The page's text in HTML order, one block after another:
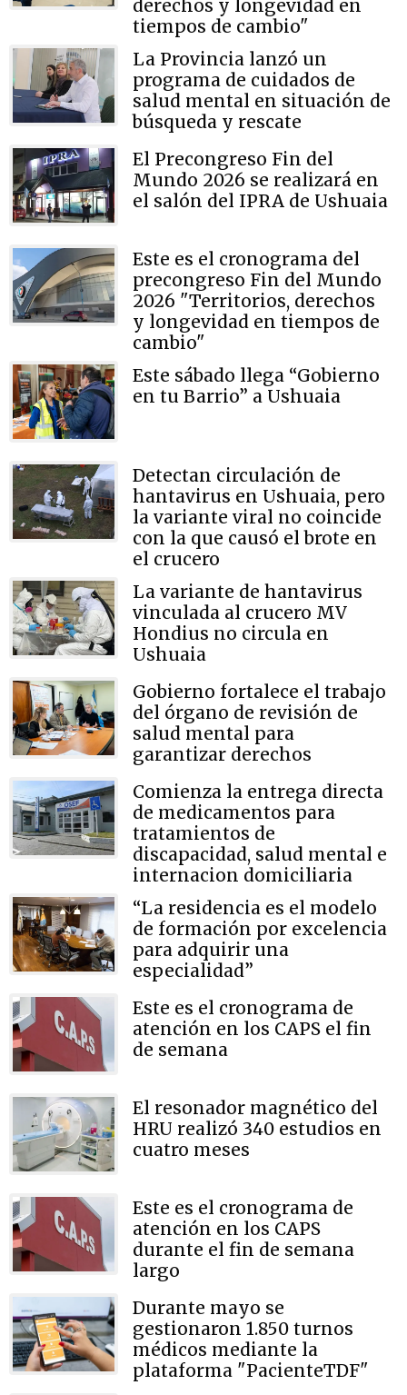
derechos y longevidad en
tiempos de cambio"
La Provincia lanzó un
programa de cuidados de
salud mental en situación de
búsqueda y rescate
El Precongreso Fin del
Mundo 2026 se realizará en
el salón del IPRA de Ushuaia
Este es el cronograma del
precongreso Fin del Mundo
2026 "Territorios, derechos
y longevidad en tiempos de
cambio"
Este sábado llega “Gobierno
en tu Barrio” a Ushuaia
Detectan circulación de
hantavirus en Ushuaia, pero
la variante viral no coincide
con la que causó el brote en
el crucero
La variante de hantavirus
vinculada al crucero MV
Hondius no circula en
Ushuaia
Gobierno fortalece el trabajo
del órgano de revisión de
salud mental para
garantizar derechos
Comienza la entrega directa
de medicamentos para
tratamientos de
discapacidad, salud mental e
internacion domiciliaria
“La residencia es el modelo
de formación por excelencia
para adquirir una
especialidad”
Este es el cronograma de
atención en los CAPS el fin
de semana
El resonador magnético del
HRU realizó 340 estudios en
cuatro meses
Este es el cronograma de
atención en los CAPS
durante el fin de semana
largo
Durante mayo se
gestionaron 1.850 turnos
médicos mediante la
plataforma "PacienteTDF"